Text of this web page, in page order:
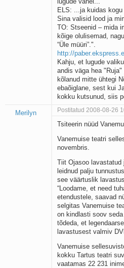
ELS: ...ja kuidas
Sina valisid lood ja
TO: Stseenid – mida
kõige olulisemad,
“Üle müüri”.".
http://
Kahju, et lugude
andis väga hea
kõlanud mitte ühtegi
ebaõiglane, sest kui
kokku kutsunud, siis
Merilyn Postitatud 2008-08-26
Tsiteerin nüüd
Vanemuise teatri
novembris.
Tiit Ojasoo lavastatud
leidnud palju
see väärtuslik
“Loodame, et need
etendustele, saavad
selgitas Vanemuise
on kindlasti soov
tõdeda, et
lavastusest valmiv
Vanemuise
kokku Tartus teatri
vaatamas 22 231